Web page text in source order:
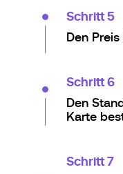
Schritt 5
Den
Schritt 6
Den
Karte
Schritt 7